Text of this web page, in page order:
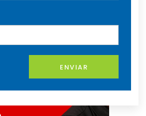
ENVIAR